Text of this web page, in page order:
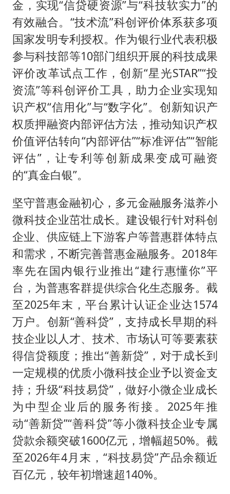
金，实现“信贷硬资源”与“科技软实力”的
有效融合。“技术流”科创评价体系获多项
国家发明专利授权。作为银行业代表积极
参与科技部等10部门组织开展的科技成果
评价改革试点工作，创新“星光STAR”“投
资流”等科创评价工具，助力企业实现知
识产权“信用化”与“数字化”。创新知识产
权质押融资内部评估方法，推动知识产权
价值评估转向“内部评估”“标准评估”“智能
评估”，让专利等创新成果变成可融资
的“真金白银”。
坚守普惠金融初心，多元金融服务滋养小
微科技企业茁壮成长。建设银行针对科创
企业、供应链上下游客户等普惠群体特点
和需求，不断完善普惠金融服务。2018年
率先在国内银行业推出“建行惠懂你”平
台，为普惠客群提供综合化生态服务。截
至2025年末，平台累计认证企业达1574
万户。创新“善科贷”，支持成长早期的科
技企业以人才、技术、市场认可等要素获
得信贷额度；推出“善新贷”，对于成长到
一定规模的优质小微科技企业予以资金支
持；升级“科技易贷”，做好小微企业成长
为中型企业后的服务衔接。2025年推
动“善新贷”“善科贷”等小微科技企业专属
贷款余额突破1600亿元，增幅超50%。截
至2026年4月末，“科技易贷”产品余额近
百亿元，较年初增速超140%。